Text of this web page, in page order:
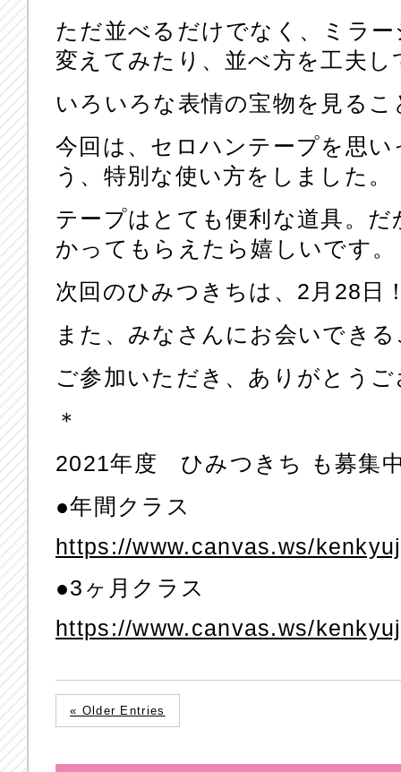
ただ並べるだけでなく、ミラ
変えてみたり、並べ方を工夫し
いろいろな表情の宝物を見る
今回は、セロハンテープを思
う、特別な使い方をしました。
テープはとても便利な道具。
かってもらえたら嬉しいです。
次回のひみつきちは、2月28日
また、みなさんにお会いでき
ご参加いただき、ありがとう
＊
2021年度 ひみつきち も募集
●年間クラス
https://www.canvas.ws/
●3ヶ月クラス
https://www.canvas.ws/
« Older Entries